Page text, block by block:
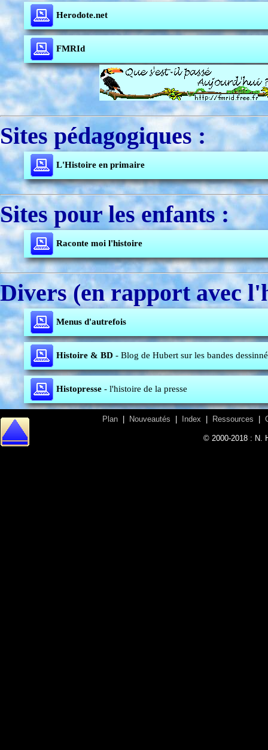
Herodote.net
FMRId
Sites pédagogiques :
L'Histoire en primaire
Sites pour les enfants :
Raconte moi l'histoire
Divers (en rapport avec
Menus d'autrefois
Histoire & BD - Blog de Hubert sur les bandes
Histopresse - l'histoire de la presse
Plan Nouveautés Index Ressources
© 2000-2018 : N.